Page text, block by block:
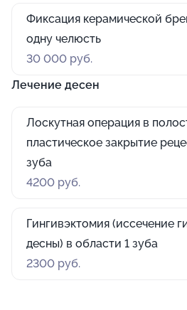
Фиксация керамической
одну челюсть
30 000 руб.
Лечение десен
Лоскутная операция в
пластическое закрытие
зуба
4200 руб.
Гингивэктомия (иссечение
десны) в области 1 зуба
2300 руб.